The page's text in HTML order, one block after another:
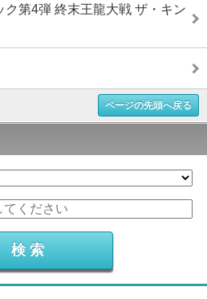
ク第4弾 終末王龍大戦 ザ・キン
ページの先頭へ戻る